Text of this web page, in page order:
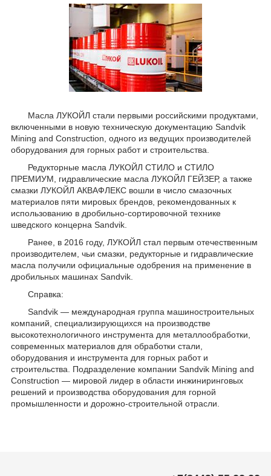
​Масла ЛУКОЙЛ стали первыми российскими продуктами,
включенными в новую техническую документацию Sandvik
Mining and Construction, одного из ведущих производителей
оборудования для горных работ и строительства.
Редукторные масла ЛУКОЙЛ СТИЛО и СТИЛО
ПРЕМИУМ, гидравлические масла ЛУКОЙЛ ГЕЙЗЕР, а также
смазки ЛУКОЙЛ АКВАФЛЕКС вошли в число смазочных
материалов пяти мировых брендов, рекомендованных к
использованию в дробильно-сортировочной технике
шведского концерна Sandvik.
Ранее, в 2016 году, ЛУКОЙЛ стал первым отечественным
производителем, чьи смазки, редукторные и гидравлические
масла получили официальные одобрения на применение в
дробильных машинах Sandvik.
Справка:
Sandvik — международная группа машиностроительных
компаний, специализирующихся на производстве
высокотехнологичного инструмента для металлообработки,
современных материалов для обработки стали,
оборудования и инструмента для горных работ и
строительства. Подразделение компании Sandvik Mining and
Construction — мировой лидер в области инжиниринговых
решений и производства оборудования для горной
промышленности и дорожно-строительной отрасли.